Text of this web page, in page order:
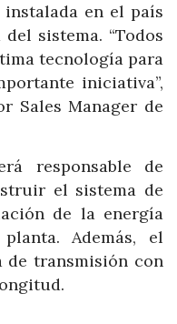
en el país
sistema. “Todos
tecnología para
iniciativa”,
Sales Manager de
responsable de
el sistema de
de la energía
Además, el
transmisión con